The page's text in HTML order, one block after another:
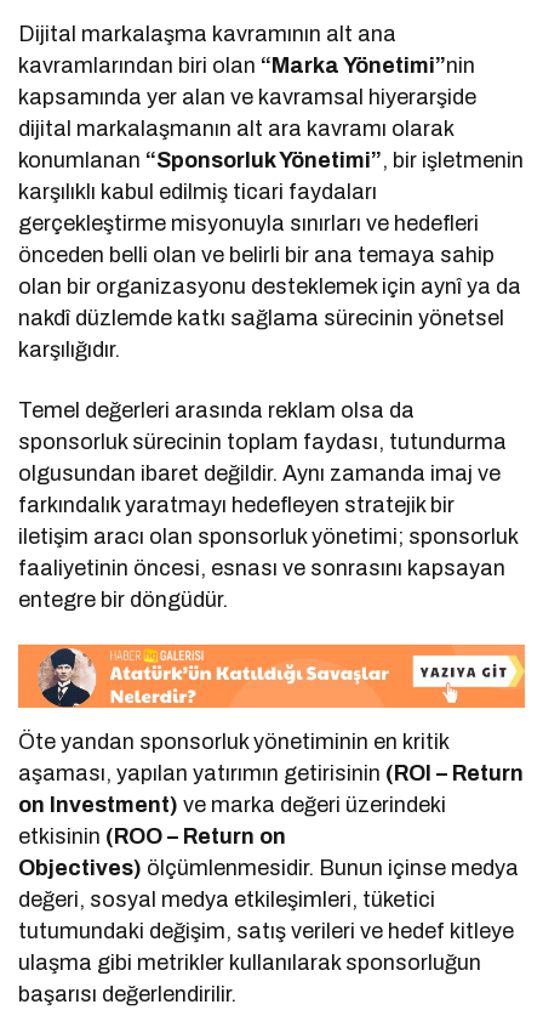
Dijital markalaşma kavramının alt ana
kavramlarından biri olan “Marka Yönetimi”nin
kapsamında yer alan ve kavramsal hiyerarşide
dijital markalaşmanın alt ara kavramı olarak
konumlanan “Sponsorluk Yönetimi”, bir işletmenin
karşılıklı kabul edilmiş ticari faydaları
gerçekleştirme misyonuyla sınırları ve hedefleri
önceden belli olan ve belirli bir ana temaya sahip
olan bir organizasyonu desteklemek için aynî ya da
nakdî düzlemde katkı sağlama sürecinin yönetsel
karşılığıdır.
Temel değerleri arasında reklam olsa da
sponsorluk sürecinin toplam faydası, tutundurma
olgusundan ibaret değildir. Aynı zamanda imaj ve
farkındalık yaratmayı hedefleyen stratejik bir
iletişim aracı olan sponsorluk yönetimi; sponsorluk
faaliyetinin öncesi, esnası ve sonrasını kapsayan
entegre bir döngüdür.
Öte yandan sponsorluk yönetiminin en kritik
aşaması, yapılan yatırımın getirisinin (ROI – Return
on Investment) ve marka değeri üzerindeki
etkisinin (ROO – Return on
Objectives) ölçümlenmesidir. Bunun içinse medya
değeri, sosyal medya etkileşimleri, tüketici
tutumundaki değişim, satış verileri ve hedef kitleye
ulaşma gibi metrikler kullanılarak sponsorluğun
başarısı değerlendirilir.